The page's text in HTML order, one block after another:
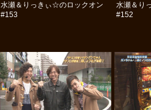
水瀬＆りっきぃ☆のロックオン
#153
水瀬＆り
#152